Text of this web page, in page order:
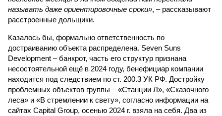
называть даже ориентировочные сроки», – рассказывают
расстроенные дольщики.
Казалось бы, формально ответственность по
достраиванию объекта распределена. Seven Suns
Development – банкрот, часть его структур признана
несостоятельной ещё в 2024 году, бенефициар компании
находится под следствием по ст. 200.3 УК РФ. Достройку
проблемных объектов группы – «Станции Л», «Сказочного
леса» и «В стремлении к свету», согласно информации на
сайтах Capital Group, осенью 2024 г. взяла на себя. Два из